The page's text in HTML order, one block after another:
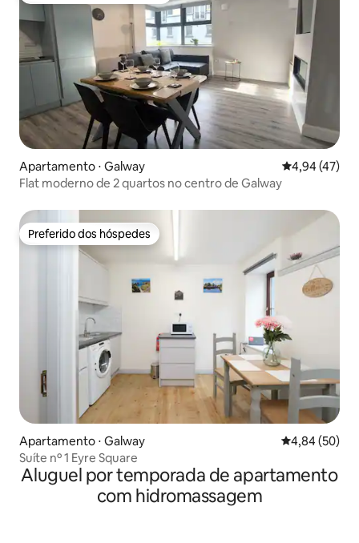
Apartamento ⋅ Galway 4,94 de uma
4,94 (47)
Flat moderno de 2 quartos no centro de Galway
Preferido dos hóspedes
Preferido dos hóspedes
Apartamento ⋅ Galway 4,84 de uma
4,84 (50)
Suíte nº 1 Eyre Square
Aluguel por temporada de apartamento
com hidromassagem